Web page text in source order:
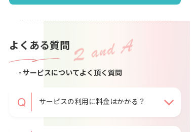
よくある質問
- サービスについてよく頂く質問
サービスの利用に料金はかかる？